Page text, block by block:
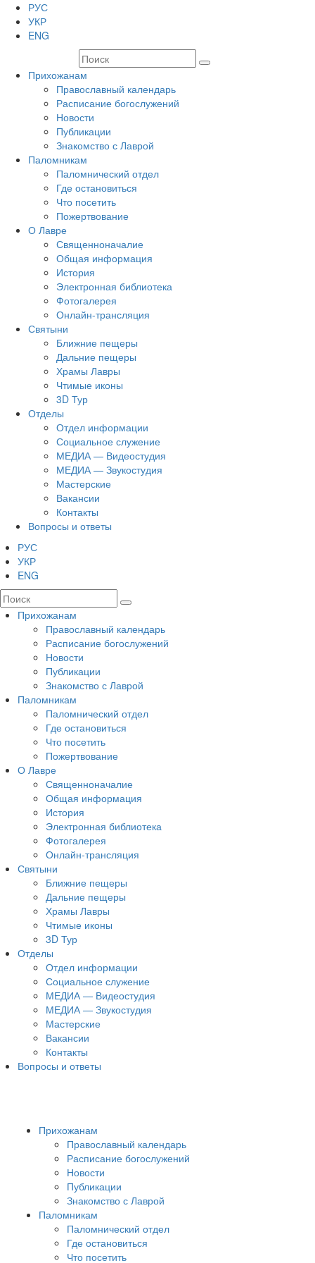
РУС
УКР
ENG
Прихожанам
Православный календарь
Расписание богослужений
Новости
Публикации
Знакомство с Лаврой
Паломникам
Паломнический отдел
Где остановиться
Что посетить
Пожертвование
О Лавре
Священноначалие
Общая информация
История
Электронная библиотека
Фотогалерея
Онлайн-трансляция
Святыни
Ближние пещеры
Дальние пещеры
Храмы Лавры
Чтимые иконы
3D Тур
Отделы
Отдел информации
Социальное служение
МЕДИА — Видеостудия
МЕДИА — Звукостудия
Мастерские
Вакансии
Контакты
Вопросы и ответы
РУС
УКР
ENG
Прихожанам
Православный календарь
Расписание богослужений
Новости
Публикации
Знакомство с Лаврой
Паломникам
Паломнический отдел
Где остановиться
Что посетить
Пожертвование
О Лавре
Священноначалие
Общая информация
История
Электронная библиотека
Фотогалерея
Онлайн-трансляция
Святыни
Ближние пещеры
Дальние пещеры
Храмы Лавры
Чтимые иконы
3D Тур
Отделы
Отдел информации
Социальное служение
МЕДИА — Видеостудия
МЕДИА — Звукостудия
Мастерские
Вакансии
Контакты
Вопросы и ответы
Прихожанам
Православный календарь
Расписание богослужений
Новости
Публикации
Знакомство с Лаврой
Паломникам
Паломнический отдел
Где остановиться
Что посетить